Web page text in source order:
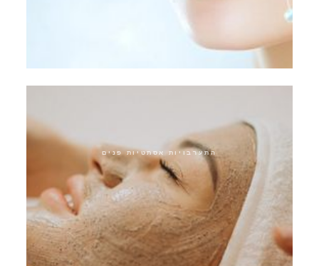
ארוחת צהריים אקספרס
התערבויות אסתטיות פנים